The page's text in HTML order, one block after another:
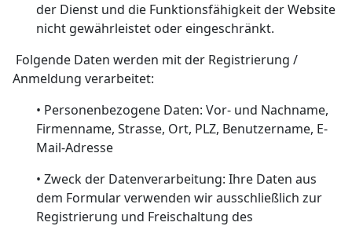
der Dienst und die Funktionsfähigkeit der Website
nicht gewährleistet oder eingeschränkt.
Folgende Daten werden mit der Registrierung /
Anmeldung verarbeitet:
• Personenbezogene Daten: Vor- und Nachname,
Firmenname, Strasse, Ort, PLZ, Benutzername, E-
Mail-Adresse
• Zweck der Datenverarbeitung: Ihre Daten aus
dem Formular verwenden wir ausschließlich zur
Registrierung und Freischaltung des